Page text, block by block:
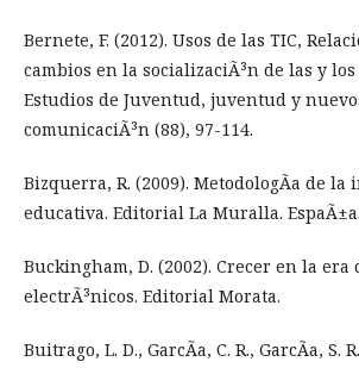
Bernete, F. (2012). Usos de las TIC,
cambios en la socializaciÃ³n de las y los
Estudios de Juventud, juventud y
comunicaciÃ³n (88), 97-114.
Bizquerra, R. (2009). MetodologÃ­a de la
educativa. Editorial La Muralla. EspaÃ±a.
Buckingham, D. (2002). Crecer en la era
electrÃ³nicos. Editorial Morata.
Buitrago, L. D., GarcÃ­a, C. R., GarcÃ­a, S.